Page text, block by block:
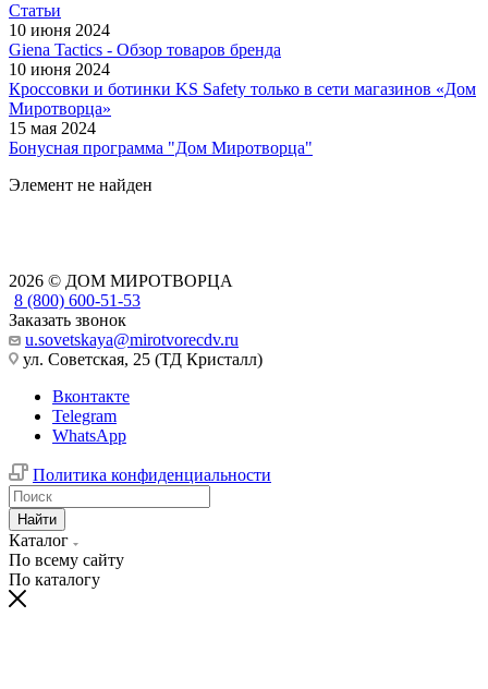
Статьи
10 июня 2024
Giena Tactics - Обзор товаров бренда
10 июня 2024
Кроссовки и ботинки KS Safety только в сети магазинов «Дом
Миротворца»
15 мая 2024
Бонусная программа "Дом Миротворца"
Элемент не найден
2026 © ДОМ МИРОТВОРЦА
8 (800) 600-51-53
Заказать звонок
u.sovetskaya@mirotvorecdv.ru
ул. Советская, 25 (ТД Кристалл)
Вконтакте
Telegram
WhatsApp
Политика конфиденциальности
Найти
Каталог
По всему сайту
По каталогу